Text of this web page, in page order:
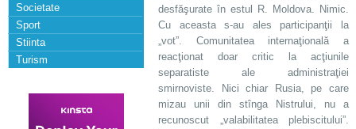
Societate
Sport
Stiinta
Turism
desfăşurate în estul R. Moldova. Nimic.
Cu aceasta s-au ales participanţii la
„vot”. Comunitatea internaţională a
reacţionat doar critic la acţiunile
separatiste ale administraţiei
smirnoviste. Nici chiar Rusia, pe care
mizau unii din stînga Nistrului, nu a
recunoscut „valabilitatea plebiscitului”.